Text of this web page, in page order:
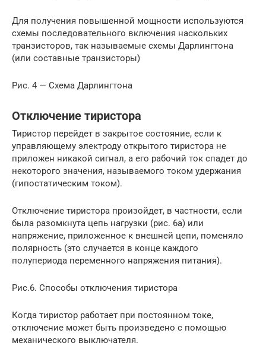
Для получения повышенной мощности используются
схемы последовательного включения наскольких
транзисторов, так называемые схемы Дарлингтона
(или составные транзисторы)
Рис. 4 — Схема Дарлингтона
Отключение тиристора
Тиристор перейдет в закрытое состояние, если к
управляющему электроду открытого тиристора не
приложен никакой сигнал, а его рабочий ток спадет до
некоторого значения, называемого током удержания
(гипостатическим током).
Отключение тиристора произойдет, в частности, если
была разомкнута цепь нагрузки (рис. 6а) или
напряжение, приложенное к внешней цепи, поменяло
полярность (это случается в конце каждого
полупериода переменного напряжения питания).
Рис.6. Способы отключения тиристора
Когда тиристор работает при постоянном токе,
отключение может быть произведено с помощью
механического выключателя.